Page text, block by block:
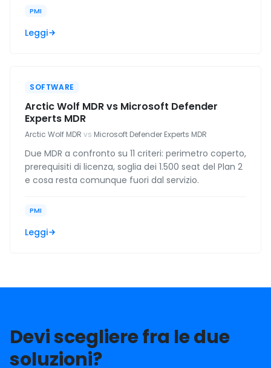
PMI
Leggi
SOFTWARE
Arctic Wolf MDR vs Microsoft Defender
Experts MDR
Arctic Wolf MDR vs Microsoft Defender Experts MDR
Due MDR a confronto su 11 criteri: perimetro coperto,
prerequisiti di licenza, soglia dei 1.500 seat del Plan 2
e cosa resta comunque fuori dal servizio.
PMI
Leggi
Devi scegliere fra le due
soluzioni?